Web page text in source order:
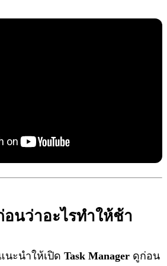
อนว่าอะไรทำให้ช้า
นะนำให้เปิด Task Manager ดูก่อน